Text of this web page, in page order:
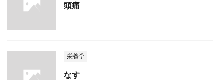
頭痛
栄養学
なす